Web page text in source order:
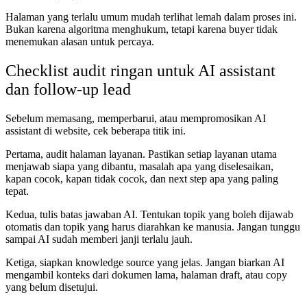
Halaman yang terlalu umum mudah terlihat lemah dalam proses ini.
Bukan karena algoritma menghukum, tetapi karena buyer tidak
menemukan alasan untuk percaya.
Checklist audit ringan untuk AI assistant
dan follow-up lead
Sebelum memasang, memperbarui, atau mempromosikan AI
assistant di website, cek beberapa titik ini.
Pertama, audit halaman layanan. Pastikan setiap layanan utama
menjawab siapa yang dibantu, masalah apa yang diselesaikan,
kapan cocok, kapan tidak cocok, dan next step apa yang paling
tepat.
Kedua, tulis batas jawaban AI. Tentukan topik yang boleh dijawab
otomatis dan topik yang harus diarahkan ke manusia. Jangan tunggu
sampai AI sudah memberi janji terlalu jauh.
Ketiga, siapkan knowledge source yang jelas. Jangan biarkan AI
mengambil konteks dari dokumen lama, halaman draft, atau copy
yang belum disetujui.